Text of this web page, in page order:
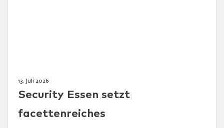
13. Juli 2026
Security Essen setzt
facettenreiches